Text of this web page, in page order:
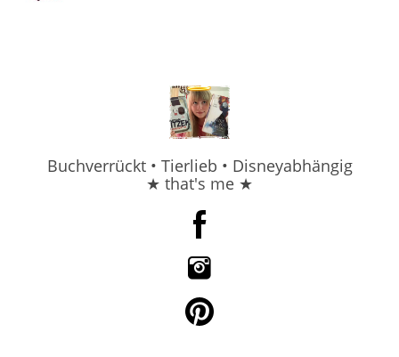
Buchverrückt • Tierlieb • Disneyabhängig
★ that's me ★